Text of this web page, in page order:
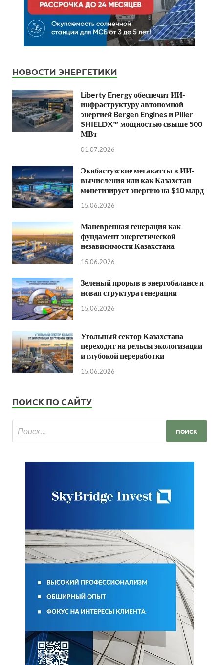
НОВОСТИ ЭНЕРГЕТИКИ
Liberty Energy обеспечит ИИ-
инфраструктуру автономной
энергией Bergen Engines и Piller
SHIELDX™ мощностью свыше 500
МВт
01.07.2026
Экибастузские мегаватты в ИИ-
вычисления или как Казахстан
монетизирует энергию на $10 млрд
15.06.2026
Маневренная генерация как
фундамент энергетической
независимости Казахстана
15.06.2026
Зеленый прорыв в энергобалансе и
новая структура генерации
15.06.2026
Угольный сектор Казахстана
переходит на рельсы экологизации
и глубокой переработки
15.06.2026
ПОИСК ПО САЙТУ